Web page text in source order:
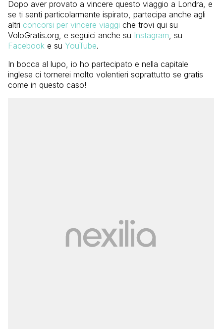
Dopo aver provato a vincere questo viaggio a Londra, e
se ti senti particolarmente ispirato, partecipa anche agli
altri concorsi per vincere viaggi che trovi qui su
VoloGratis.org, e seguici anche su Instagram , su
Facebook e su YouTube.
In bocca al lupo, io ho partecipato e nella capitale
inglese ci tornerei molto volentieri soprattutto se gratis
come in questo caso!